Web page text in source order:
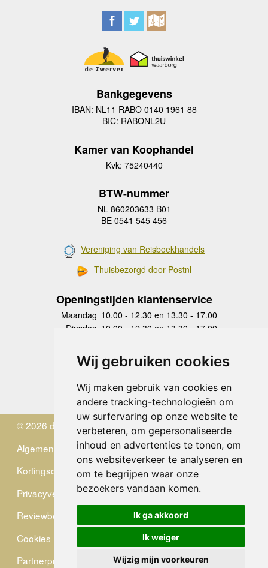
Wij gebruiken cookies
Wij maken gebruik van cookies en
andere tracking-technologieën om
uw surfervaring op onze website te
verbeteren, om gepersonaliseerde
inhoud en advertenties te tonen, om
ons websiteverkeer te analyseren en
om te begrijpen waar onze
bezoekers vandaan komen.
Ik ga akkoord
Ik weiger
Wijzig mijn voorkeuren
Bankgegevens
IBAN: NL11 RABO 0140 1961 88
BIC: RABONL2U
Kamer van Koophandel
Kvk: 75240440
BTW-nummer
NL 860203633 B01
BE 0541 545 456
Vereniging van Reisboekhandels
Thuisbezorgd door Postnl
Openingstijden klantenservice
Maandag 10.00 - 12.30 en 13.30 - 17.00
Dinsdag 10.00 - 12.30 en 13.30 - 17.00
Donderdag
10.00 - 12.30 en 13.30 - 17.00
Vrijdag 10.00 - 12.30 en 13.30 - 17.00
Zaterdag
gesloten
Zondag gesloten
© 2026 de Zwerver
Algemene Voorwaarden
Kortingscode
Privacyverklaring
Reviewbeleid
Cookies
Partnerprogramma